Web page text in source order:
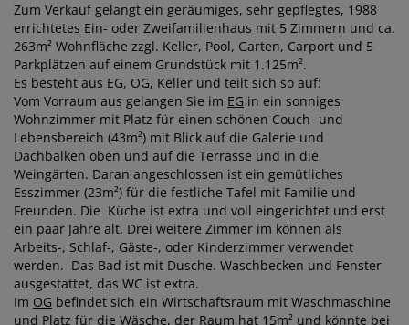
Zum Verkauf gelangt ein geräumiges, sehr gepflegtes, 1988
errichtetes Ein- oder Zweifamilienhaus mit 5 Zimmern und ca.
263m² Wohnfläche zzgl. Keller, Pool, Garten, Carport und 5
Parkplätzen auf einem Grundstück mit 1.125m².
Es besteht aus EG, OG, Keller und teilt sich so auf:
Vom Vorraum aus gelangen Sie im EG in ein sonniges
Wohnzimmer mit Platz für einen schönen Couch- und
Lebensbereich (43m²) mit Blick auf die Galerie und
Dachbalken oben und auf die Terrasse und in die
Weingärten. Daran angeschlossen ist ein gemütliches
Esszimmer (23m²) für die festliche Tafel mit Familie und
Freunden. Die Küche ist extra und voll eingerichtet und erst
ein paar Jahre alt. Drei weitere Zimmer im können als
Arbeits-, Schlaf-, Gäste-, oder Kinderzimmer verwendet
werden. Das Bad ist mit Dusche. Waschbecken und Fenster
ausgestattet, das WC ist extra.
Im OG befindet sich ein Wirtschaftsraum mit Waschmaschine
und Platz für die Wäsche, der Raum hat 15m² und könnte bei